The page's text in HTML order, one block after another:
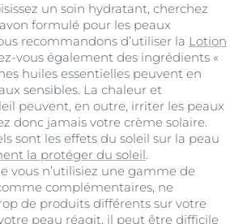
un soin hydratant, cherchez
formulé pour les peaux
recommandons d’utiliser la Lotion
vous également des ingrédients «
huiles essentielles peuvent en
sensibles. La chaleur et
peuvent, en outre, irriter les peaux
donc jamais votre crème solaire.
sont les effets du soleil sur la peau
la protéger du soleil.
vous n’utilisiez une gamme de
complémentaires, ne
de produits différents sur votre
peau réagit, il peut être difficile